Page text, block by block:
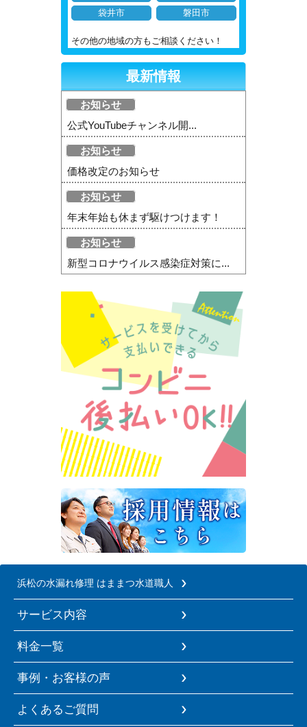
袋井市
磐田市
その他の地域の方もご相談ください！
最新情報
お知らせ
公式YouTubeチャンネル開...
お知らせ
価格改定のお知らせ
お知らせ
年末年始も休まず駆けつけます！
お知らせ
新型コロナウイルス感染症対策に...
浜松の水漏れ修理 はままつ水道職人
サービス内容
料金一覧
事例・お客様の声
よくあるご質問